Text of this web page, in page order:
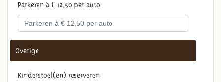
Parkeren à € 12,50 per auto
Overige
Kinderstoel(en) reserveren